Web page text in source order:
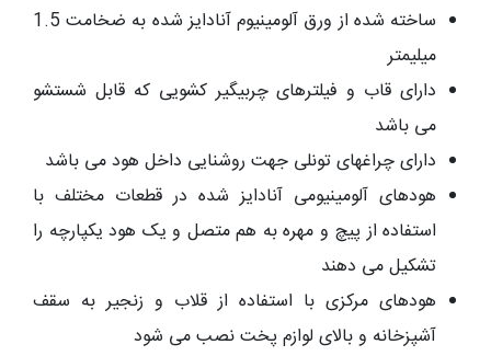
ساخته شده از ورق آلومینیوم آنادایز شده به ضخامت 1.5
میلیمتر
دارای قاب و فیلترهای چربیگیر کشویی که قابل شستشو
می باشد
دارای چراغهای تونلی جهت روشنایی داخل هود می باشد
هودهای آلومینیومی آنادایز شده در قطعات مختلف با
استفاده از پیچ و مهره به هم متصل و یک هود یکپارچه را
تشکیل می دهند
هودهای مرکزی با استفاده از قلاب و زنجیر به سقف
آشپزخانه و بالای لوازم پخت نصب می شود